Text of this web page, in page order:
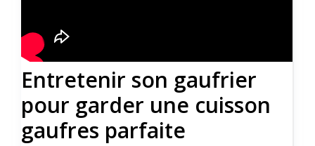
Entretenir son gaufrier
pour garder une cuisson
gaufres parfaite